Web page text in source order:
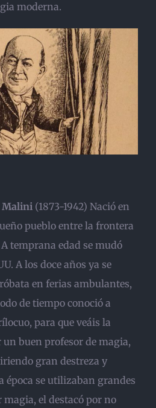
moderna.
Malini (1873-1942) Nació en
pueblo entre la frontera
temprana edad se mudó
A los doce años ya se
en ferias ambulantes,
de tiempo conoció a
para que veáis la
buen profesor de magia,
gran destreza y
época se utilizaban grandes
el destacó por no